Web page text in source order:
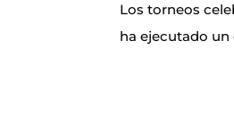
Los torneos
ha ejecutado un